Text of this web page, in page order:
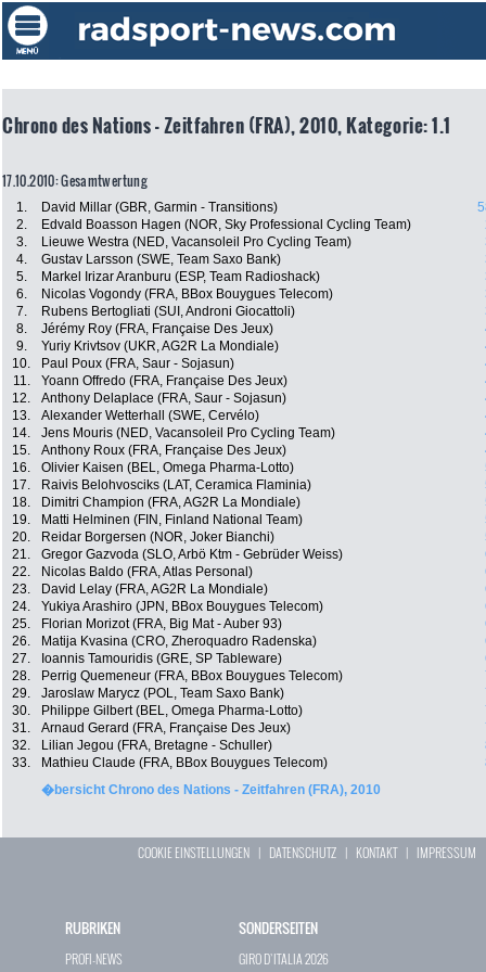
Chrono des Nations - Zeitfahren (FRA), 2010, Kategorie: 1.1
17.10.2010: Gesamtwertung
1. David Millar (GBR, Garmin - Transitions)
2.
Edvald Boasson Hagen (NOR, Sky Professional Cycling Team)
3.
Lieuwe Westra (NED, Vacansoleil Pro Cycling Team)
4.
Gustav Larsson (SWE, Team Saxo Bank)
5.
Markel Irizar Aranburu (ESP, Team Radioshack)
6.
Nicolas Vogondy (FRA, BBox Bouygues Telecom)
7.
Rubens Bertogliati (SUI, Androni Giocattoli)
8.
Jérémy Roy (FRA, Française Des Jeux)
9.
Yuriy Krivtsov (UKR, AG2R La Mondiale)
10.
Paul Poux (FRA, Saur - Sojasun)
11.
Yoann Offredo (FRA, Française Des Jeux)
12.
Anthony Delaplace (FRA, Saur - Sojasun)
13.
Alexander Wetterhall (SWE, Cervélo)
14.
Jens Mouris (NED, Vacansoleil Pro Cycling Team)
15.
Anthony Roux (FRA, Française Des Jeux)
16.
Olivier Kaisen (BEL, Omega Pharma-Lotto)
17.
Raivis Belohvosciks (LAT, Ceramica Flaminia)
18.
Dimitri Champion (FRA, AG2R La Mondiale)
19.
Matti Helminen (FIN, Finland National Team)
20.
Reidar Borgersen (NOR, Joker Bianchi)
21.
Gregor Gazvoda (SLO, Arbö Ktm - Gebrüder Weiss)
22.
Nicolas Baldo (FRA, Atlas Personal)
23.
David Lelay (FRA, AG2R La Mondiale)
24.
Yukiya Arashiro (JPN, BBox Bouygues Telecom)
25.
Florian Morizot (FRA, Big Mat - Auber 93)
26.
Matija Kvasina (CRO, Zheroquadro Radenska)
27.
Ioannis Tamouridis (GRE, SP Tableware)
28.
Perrig Quemeneur (FRA, BBox Bouygues Telecom)
29.
Jaroslaw Marycz (POL, Team Saxo Bank)
30.
Philippe Gilbert (BEL, Omega Pharma-Lotto)
31.
Arnaud Gerard (FRA, Française Des Jeux)
32.
Lilian Jegou (FRA, Bretagne - Schuller)
33.
Mathieu Claude (FRA, BBox Bouygues Telecom)
�bersicht Chrono des Nations - Zeitfahren (FRA), 2010
COOKIE EINSTELLUNGEN | DATENSCHUTZ | KONTAKT| IMPRESSUM
RUBRIKEN
PROFI-NEWS
SONDERSEITEN
GIRO D`ITALIA 2026